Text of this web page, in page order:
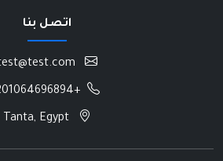
اتصل بنا
+201064696894